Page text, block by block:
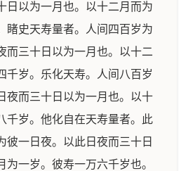
日以为一月也。以十二月而为
睹史天寿量者。人间四百岁为
而三十日以为一月也。以十二
千岁。乐化天寿。人间八百岁
夜而三十日以为一月也。以十
千岁。他化自在天寿量者。此
彼一日夜。以此日夜而三十日
为一岁。彼寿一万六千岁也。